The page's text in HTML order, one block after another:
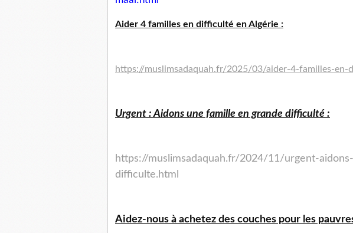
Aider 4 familles en difficulté en Algérie :
https://muslimsadaquah.fr/2025/03/aider-4-familles-en-
Urgent : Aidons une famille en grande difficulté :
https://muslimsadaquah.fr/2024/11/urgent-
difficulte.html
Aidez-nous à achetez des couches pour les